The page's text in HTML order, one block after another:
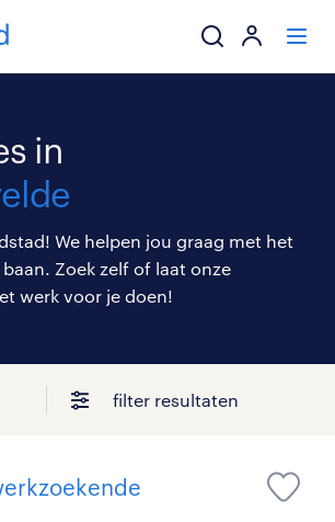
mijn carrière
over randstad
in
We helpen jou graag met het
Zoek zelf of laat onze
werk voor je doen!
filter resultaten